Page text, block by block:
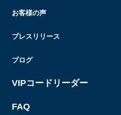
お客様の声
プレスリリース
ブログ
VIPコードリーダー
FAQ